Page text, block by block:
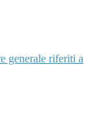
generale riferiti a